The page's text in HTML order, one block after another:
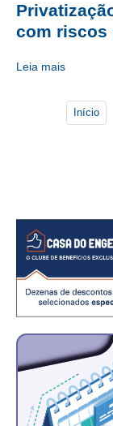
ENGENHEIRO
BENEFÍCIOS
SEESPPREV
CONSÓRCIOS
CAMPANHAS
PALAVRA DO
NOTÍCIAS
com riscos
Leia mais
Início